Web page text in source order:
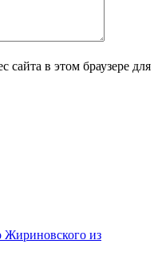
сайта в этом браузере для
Жириновского из